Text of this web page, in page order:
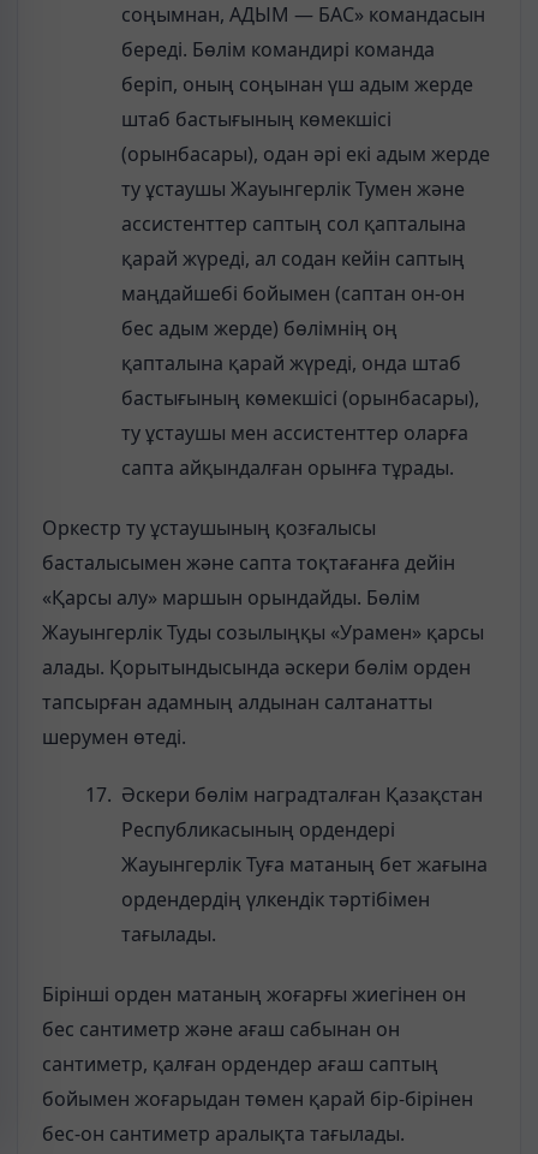
соңымнан, АДЫМ — БАС» командасын
береді. Бөлім командирі команда
беріп, оның соңынан үш адым жерде
штаб бастығының көмекшісі
(орынбасары), одан әрі екі адым жерде
ту ұстаушы Жауынгерлік Тумен және
ассистенттер саптың сол қапталына
қарай жүреді, ал содан кейін саптың
маңдайшебі бойымен (саптан он-он
бес адым жерде) бөлімнің оң
қапталына қарай жүреді, онда штаб
бастығының көмекшісі (орынбасары),
ту ұстаушы мен ассистенттер оларға
сапта айқындалған орынға тұрады.
Оркестр ту ұстаушының қозғалысы
басталысымен және сапта тоқтағанға дейін
«Қарсы алу» маршын орындайды. Бөлім
Жауынгерлік Туды созылыңқы «Урамен» қарсы
алады. Қорытындысында әскери бөлім орден
тапсырған адамның алдынан салтанатты
шерумен өтеді.
Әскери бөлім наградталған Қазақстан
Республикасының ордендері
Жауынгерлік Туға матаның бет жағына
ордендердің үлкендік тәртібімен
тағылады.
Бірінші орден матаның жоғарғы жиегінен он
бес сантиметр және ағаш сабынан он
сантиметр, қалған ордендер ағаш саптың
бойымен жоғарыдан төмен қарай бір-бірінен
бес-он сантиметр аралықта тағылады.